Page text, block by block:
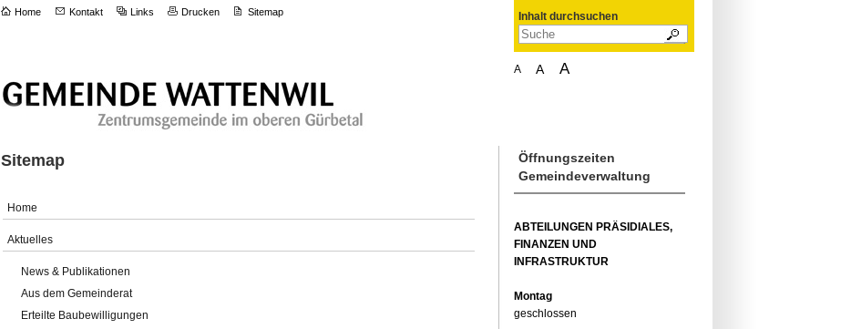
Home Kontakt Links Drucken Sitemap Inhalt durchsuchen
A A A
Sitemap
Home
Aktuelles
News & Publikationen
Aus dem Gemeinderat
Erteilte Baubewilligungen
Öffnungszeiten
Gemeindeverwaltung
ABTEILUNGEN PRÄSIDIALES,
FINANZEN UND
INFRASTRUKTUR
Montag
geschlossen